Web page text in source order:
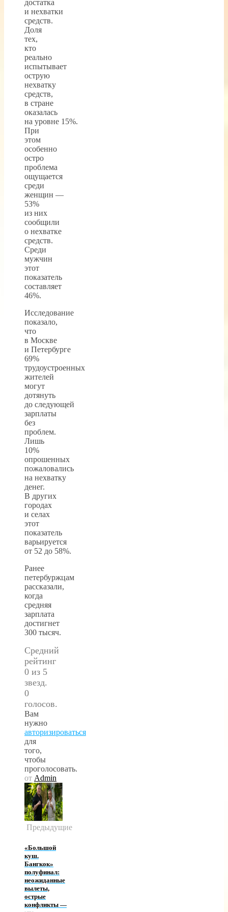
достатка
и нехватки
средств.
Доля
тех,
кто
реально
испытывает
острую
нехватку
средств,
в стране
оказалась
на уровне 15%.
При
этом
особенно
остро
проблема
ощущается
среди
женщин —
53%
из них
сообщили
о нехватке
средств.
Среди
мужчин
этот
показатель
составляет
46%.
Исследование
показало,
что
в Москве
и Петербурге
69%
трудоустроенных
жителей
могут
дотянуть
до следующей
зарплаты
без
проблем.
Лишь
10%
опрошенных
пожаловались
на нехватку
денег.
В других
городах
и селах
этот
показатель
варьируется
от 52 до 58%.
Ранее
петербуржцам
рассказали,
когда
средняя
зарплата
достигнет
300 тысяч.
Средний
рейтинг
0 из 5
звезд.
0
голосов.
Вам
нужно
авторизироваться
для
того,
чтобы
проголосовать.
от Admin
Предыдущие
«Большой
куш.
Бангкок»
полуфинал:
неожиданные
вылеты,
острые
конфликты —